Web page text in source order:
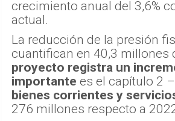
crecimiento anual del 3,6%
actual.
La reducción de la presión
cuantifican en 40,3 millones
proyecto registra un
importante es el capítulo 2 –
bienes corrientes y
276 millones respecto a